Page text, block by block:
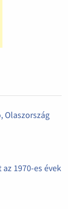
Olaszország
1970-es évek